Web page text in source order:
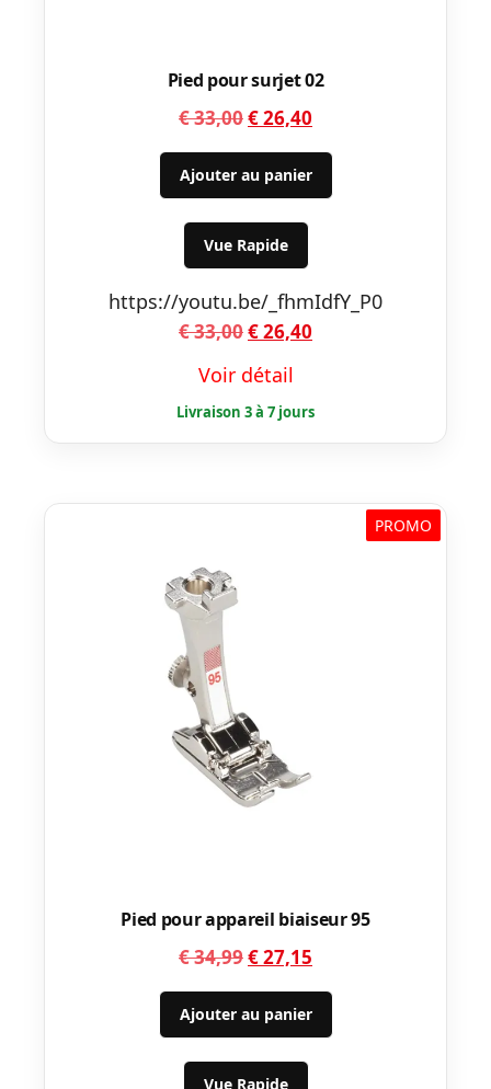
Pied pour surjet 02
€33,00Le
prix
initial
était :
€ 33,00.
€26,40
prix
actuel
est :
Ajouter au panier
Vue Rapide
https://youtu.be/_fhmIdfY_P0
€33,00Le
initial
était :
€ 33,00.
€26,40
est :
€ 26,40.
Voir détail
PROMO
Pied pour appareil biaiseur 95
€34,99Le
prix
initial
était :
€ 34,99.
€27,15
prix
actuel
est :
Ajouter au panier
Vue Rapide